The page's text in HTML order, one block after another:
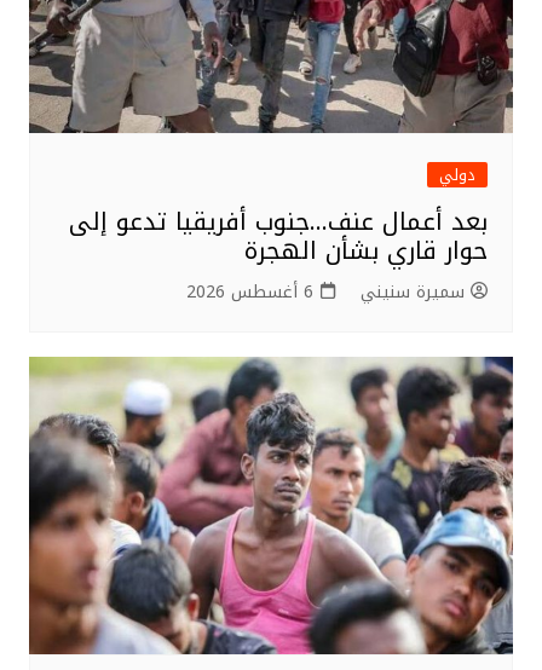
دولي
بعد أعمال عنف…جنوب أفريقيا تدعو إلى
حوار قاري بشأن الهجرة
سميرة سنيني 6 أغسطس 2026